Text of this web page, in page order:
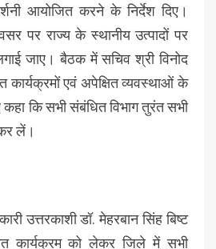
आयोजित करने के निर्देश दिए।
पर राज्य के स्थानीय उत्पादों पर
जाए। बैठक में सचिव श्री विनोद
कार्यक्रमों एवं अपेक्षित व्यवस्थाओं के
कि सभी संबंधित विभाग तुरंत सभी
लें।
उत्तरकाशी डॉ. मेहरबान सिंह बिष्ट
कार्यक्रम को लेकर जिले में सभी